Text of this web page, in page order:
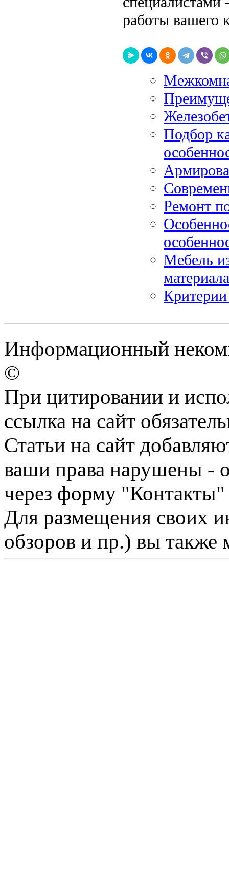
работы вашего
Подбор
Ремонт
Мебель
материала
Информационный
©
При цитировании и
ссылка на сайт
Статьи на сайт
ваши права нарушены -
через форму "Контакты"
Для размещения своих
обзоров и пр.) вы также